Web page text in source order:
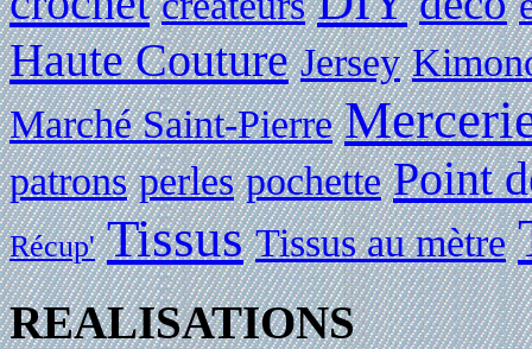
Haute Couture Jersey
Marché Saint-Pierre
patrons perles pochette Point
Récup' Tissus Tissus au mètre
REALISATIONS